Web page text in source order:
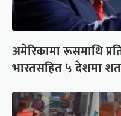
अमेरिकामा रूसमाथि
भारतसहित ५ देशमा